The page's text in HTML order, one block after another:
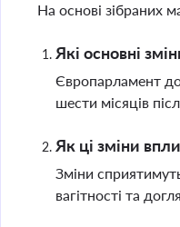
На основі зібраних
Які основні
Європарламент
шести місяців
Як ці зміни
Зміни
вагітності та